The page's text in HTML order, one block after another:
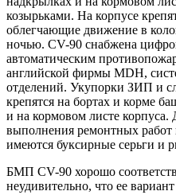
козырьками. На корпусе
облегчающие движение в
ночью. CV-90 снабжена
автоматическим
английской фирмы MDH,
отделений. Укупорки ЗИП и
крепятся на бортах и корме
и на кормовом листе
выполнения ремонтных работ
имеются буксирные серьги
БМП CV-90 хорошо
неудивительно, что ее